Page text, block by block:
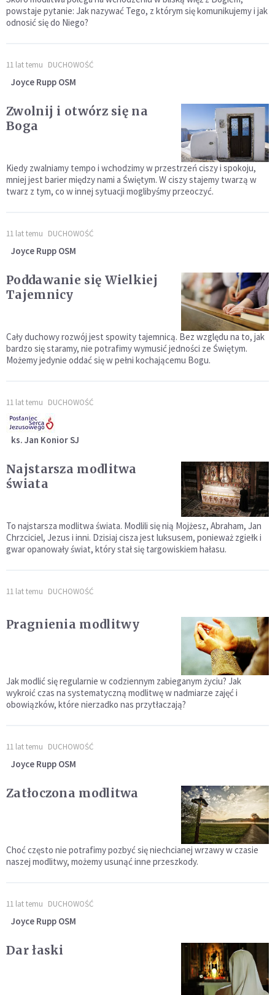
powstaje pytanie: Jak nazywać Tego, z którym się komunikujemy i jak
odnosić się do Niego?
11 lat temu DUCHOWOŚĆ
Joyce Rupp OSM
Zwolnij i otwórz się na
Boga
Kiedy zwalniamy tempo i wchodzimy w przestrzeń ciszy i spokoju,
mniej jest barier między nami a Świętym. W ciszy stajemy twarzą w
twarz z tym, co w innej sytuacji moglibyśmy przeoczyć.
11 lat temu DUCHOWOŚĆ
Joyce Rupp OSM
Poddawanie się Wielkiej
Tajemnicy
Cały duchowy rozwój jest spowity tajemnicą. Bez względu na to, jak
bardzo się staramy, nie potrafimy wymusić jedności ze Świętym.
Możemy jedynie oddać się w pełni kochającemu Bogu.
11 lat temu DUCHOWOŚĆ
ks. Jan Konior SJ
Najstarsza modlitwa
świata
To najstarsza modlitwa świata. Modlili się nią Mojżesz, Abraham, Jan
Chrzciciel, Jezus i inni. Dzisiaj cisza jest luksusem, ponieważ zgiełk i
gwar opanowały świat, który stał się targowiskiem hałasu.
11 lat temu DUCHOWOŚĆ
Pragnienia modlitwy
Jak modlić się regularnie w codziennym zabieganym życiu? Jak
wykroić czas na systematyczną modlitwę w nadmiarze zajęć i
obowiązków, które nierzadko nas przytłaczają?
11 lat temu DUCHOWOŚĆ
Joyce Rupp OSM
Zatłoczona modlitwa
Choć często nie potrafimy pozbyć się niechcianej wrzawy w czasie
naszej modlitwy, możemy usunąć inne przeszkody.
11 lat temu DUCHOWOŚĆ
Joyce Rupp OSM
Dar łaski